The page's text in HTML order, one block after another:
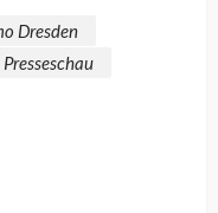
Dresden
Presseschau